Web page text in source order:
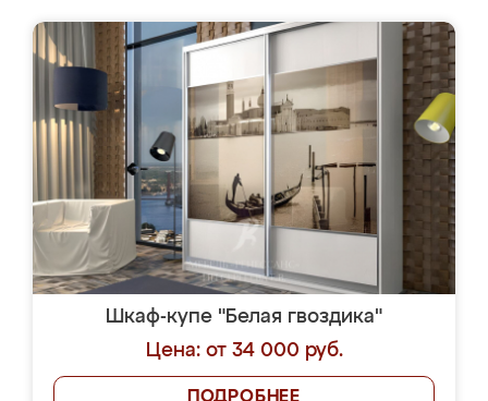
Шкаф-купе "Белая гвоздика"
Цена: от 34 000 руб.